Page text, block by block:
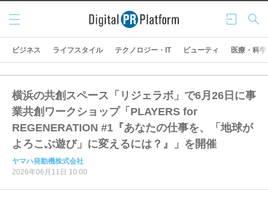
ログ
イン
検索
メニ
ュー
ビジネス ライフスタイル テクノロジー・IT ビューティ 医療・科学
横浜の共創スペース「リジェラボ」で6月26日に事
業共創ワークショップ「PLAYERS for
REGENERATION #1『あなたの仕事を、「地球が
よろこぶ遊び」に変えるには？』」を開催
ヤマハ発動機株式会社
2026年06月11日 10:00